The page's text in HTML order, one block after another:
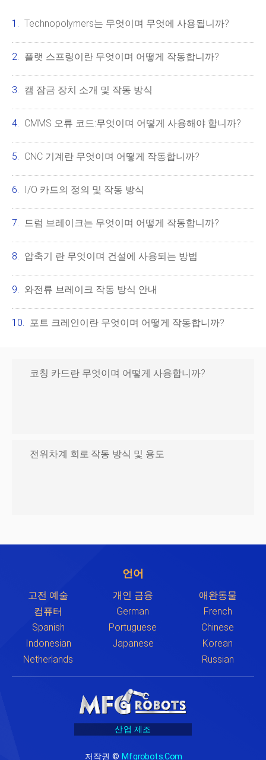
Technopolymers는 무엇이며 무엇에 사용됩니까?
플랫 스프링이란 무엇이며 어떻게 작동합니까?
캠 잠금 장치 소개 및 작동 방식
CMMS 오류 코드:무엇이며 어떻게 사용해야 합니까?
CNC 기계란 무엇이며 어떻게 작동합니까?
I/O 카드의 정의 및 작동 방식
드럼 브레이크는 무엇이며 어떻게 작동합니까?
압축기 란 무엇이며 건설에 사용되는 방법
와전류 브레이크 작동 방식 안내
포트 크레인이란 무엇이며 어떻게 작동합니까?
코칭 카드란 무엇이며 어떻게 사용합니까?
전위차계 회로:작동 방식 및 용도
언어
고전 예술 개인 금융
애완동물
컴퓨터
German
French
Spanish
Portuguese
Chinese
Indonesian
Japanese
Korean
Netherlands
Russian
산업 제조
저작권 © Mfgrobots.com